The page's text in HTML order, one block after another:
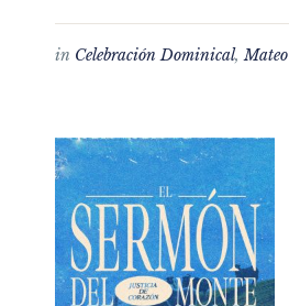
in Celebración Dominical,Mateo